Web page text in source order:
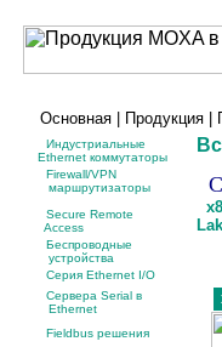
Основная Продукция
Индустриальные
Ethernet коммутаторы
Firewall/VPN
маршрутизаторы
Secure Remote
Access
Беспроводные
устройства
Серия Ethernet I/O
Сервера Serial в
Ethernet
Fieldbus решения
x